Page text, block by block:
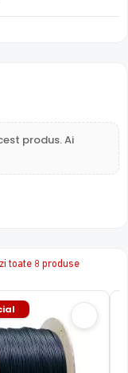
produs. Ai
toate 8 produse